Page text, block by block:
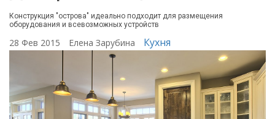
Конструкция "острова" идеально подходит для размещения
оборудования и всевозможных устройств
28 Фев 2015 Елена Зарубина Кухня